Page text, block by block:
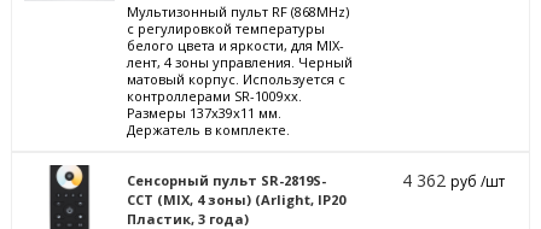
Мультизонный пульт RF (868MHz)
с регулировкой температуры
белого цвета и яркости, для MIX-
лент, 4 зоны управления. Черный
матовый корпус. Используется с
контроллерами SR-1009xx.
Размеры 137x39x11 мм.
Держатель в комплекте.
Сенсорный пульт SR-2819S-
CCT (MIX, 4 зоны) (Arlight, IP20
Пластик, 3 года)
4 362руб /шт